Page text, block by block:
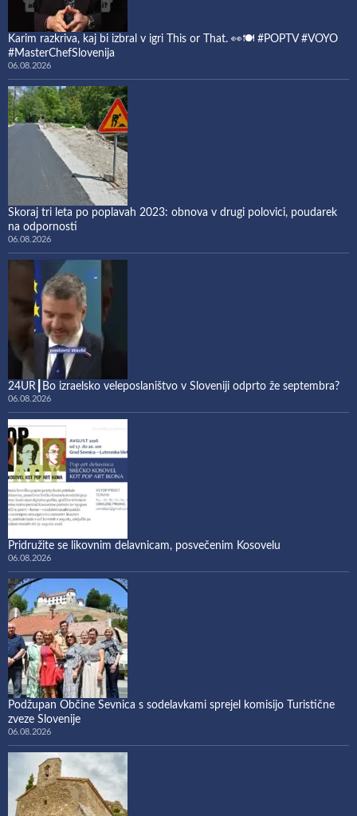
Karim razkriva, kaj bi izbral v igri This or That. 👀🍽️ #POPTV #VOYO
#MasterChefSlovenija
06.08.2026
Skoraj tri leta po poplavah 2023: obnova v drugi polovici, poudarek
na odpornosti
06.08.2026
24UR┃Bo izraelsko veleposlaništvo v Sloveniji odprto že septembra?
06.08.2026
Pridružite se likovnim delavnicam, posvečenim Kosovelu
06.08.2026
Podžupan Občine Sevnica s sodelavkami sprejel komisijo Turistične
zveze Slovenije
06.08.2026